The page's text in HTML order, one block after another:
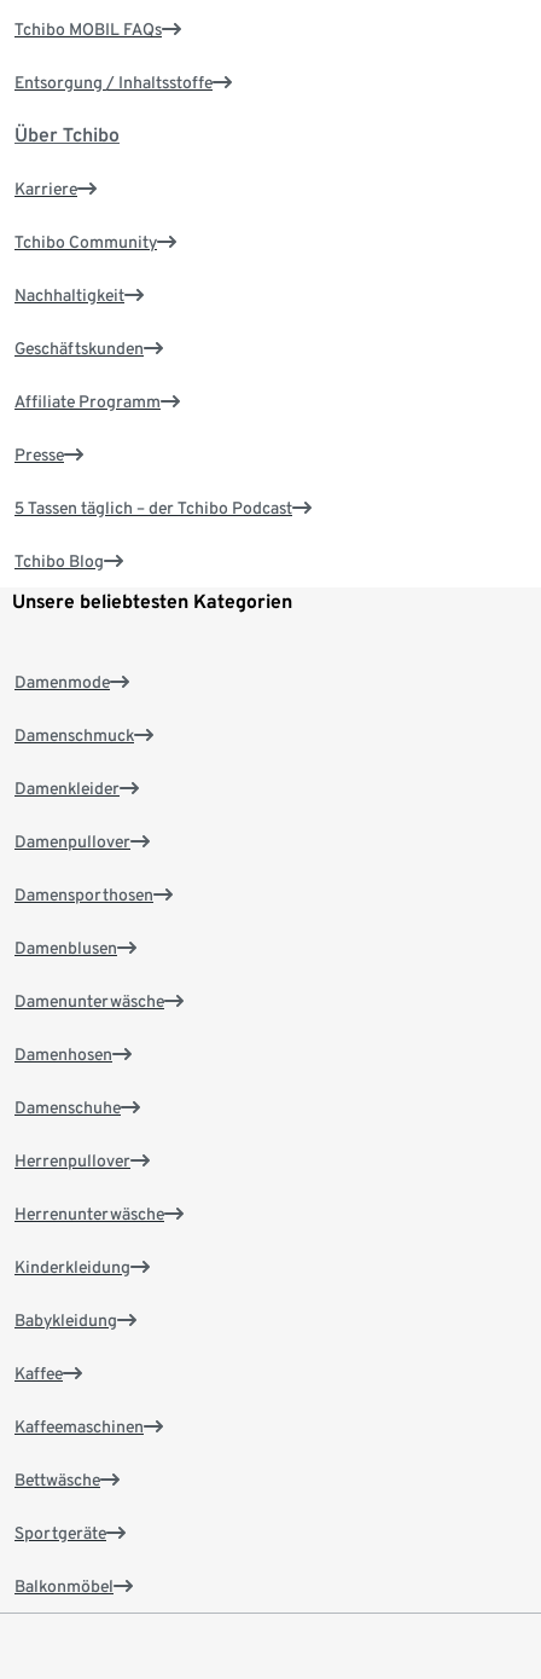
Tchibo MOBIL FAQs
Entsorgung / Inhaltsstoffe
Über Tchibo
Karriere
Tchibo Community
Nachhaltigkeit
Geschäftskunden
Affiliate Programm
Presse
5 Tassen täglich – der Tchibo Podcast
Tchibo Blog
Unsere beliebtesten Kategorien
Damenmode
Damenschmuck
Damenkleider
Damenpullover
Damensporthosen
Damenblusen
Damenunterwäsche
Damenhosen
Damenschuhe
Herrenpullover
Herrenunterwäsche
Kinderkleidung
Babykleidung
Kaffee
Kaffeemaschinen
Bettwäsche
Sportgeräte
Balkonmöbel